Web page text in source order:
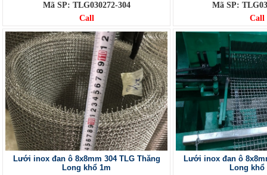
Mã SP: TLG030272-304
Call
Mã SP:
Call
Lưới inox đan ô 8x8mm 304 TLG Thăng
Long khổ 1m
Lưới inox đan ô
Long khổ